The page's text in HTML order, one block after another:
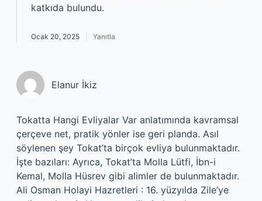
katkıda bulundu.
Ocak 20, 2025 Yanıtla
Elanur İkiz
Tokatta Hangi Evliyalar Var anlatımında kavramsal
çerçeve net, pratik yönler ise geri planda. Asıl
söylenen şey Tokat’ta birçok evliya bulunmaktadır.
İşte bazıları: Ayrıca, Tokat’ta Molla Lütfi, İbn-i
Kemal, Molla Hüsrev gibi alimler de bulunmaktadır.
Ali Osman Holayi Hazretleri : 16. yüzyılda Zile’ye